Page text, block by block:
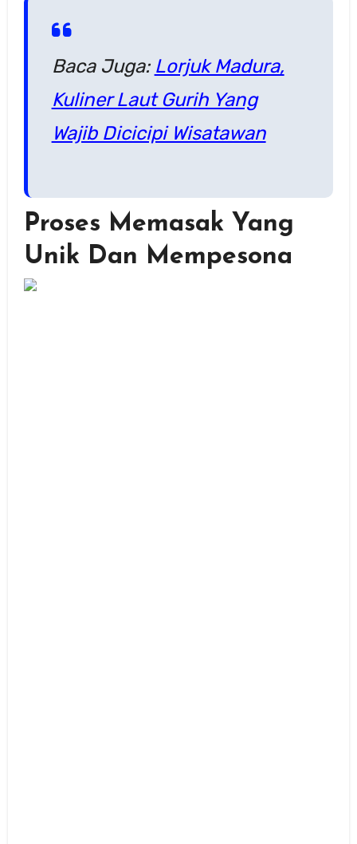
Baca Juga: Lorjuk Madura,
Kuliner Laut Gurih Yang
Wajib Dicicipi Wisatawan
Proses Memasak Yang
Unik Dan Mempesona